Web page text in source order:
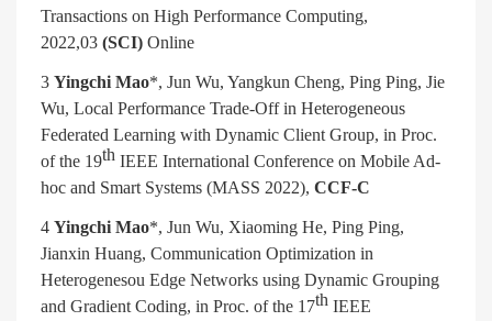
Transactions on High Performance Computing,
2022,03 (SCI) Online
3 Yingchi Mao*, Jun Wu, Yangkun Cheng, Ping Ping, Jie
Wu, Local Performance Trade-Off in Heterogeneous
Federated Learning with Dynamic Client Group, in Proc.
of the 19th IEEE International Conference on Mobile Ad-
hoc and Smart Systems (MASS 2022), CCF-C
4 Yingchi Mao*, Jun Wu, Xiaoming He, Ping Ping,
Jianxin Huang, Communication Optimization in
Heterogenesou Edge Networks using Dynamic Grouping
and Gradient Coding, in Proc. of the 17th IEEE